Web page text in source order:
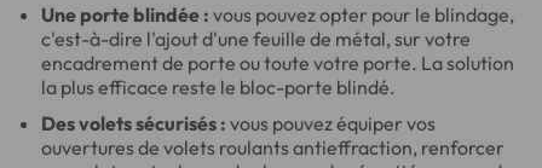
Une porte blindée : vous pouvez opter pour le blindage,
c'est-à-dire l'ajout d'une feuille de métal, sur votre
encadrement de porte ou toute votre porte. La solution
la plus efficace reste le bloc-porte blindé.
Des volets sécurisés : vous pouvez équiper vos
ouvertures de volets roulants antieffraction, renforcer